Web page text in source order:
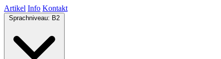
Artikel Info Kontakt
Sprachniveau: B2